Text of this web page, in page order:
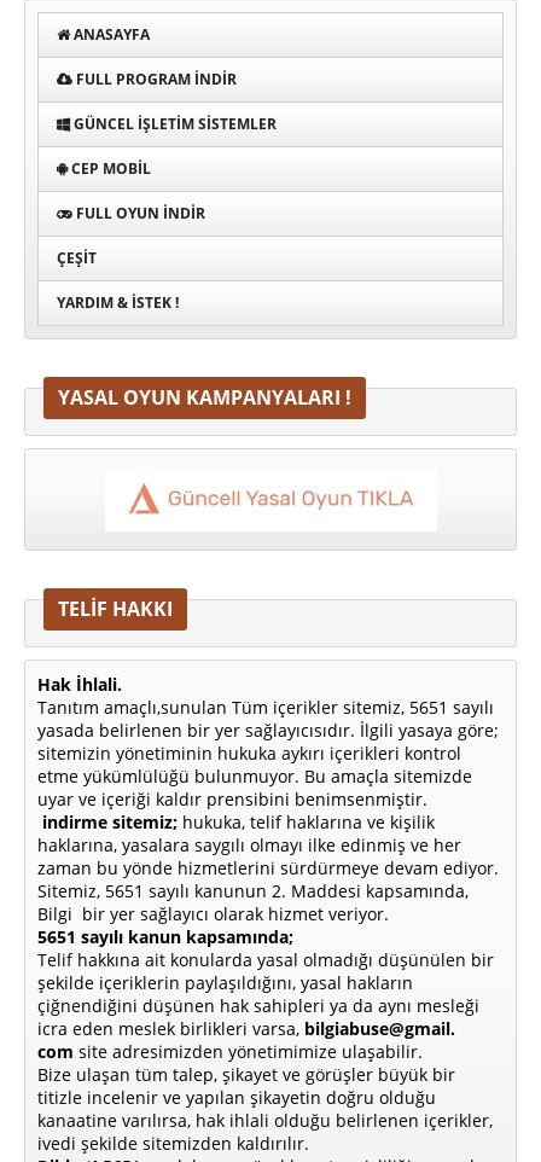
ANASAYFA
FULL PROGRAM INDIR
GÜNCEL İŞLETIM SISTEMLER
CEP MOBIL
FULL OYUN İNDIR
ÇEŞIT
YARDIM & İSTEK !
YASAL OYUN KAMPANYALARI !
TELİF HAKKI
Hak İhlali.
Tanıtım amaçlı,sunulan Tüm içerikler sitemiz, 5651 sayılı
yasada belirlenen bir yer sağlayıcısıdır. İlgili yasaya göre;
sitemizin yönetiminin hukuka aykırı içerikleri kontrol
etme yükümlülüğü bulunmuyor. Bu amaçla sitemizde
uyar ve içeriği kaldır prensibini benimsenmiştir.
indirme sitemiz; hukuka, telif haklarına ve kişilik
haklarına, yasalara saygılı olmayı ilke edinmiş ve her
zaman bu yönde hizmetlerini sürdürmeye devam ediyor.
Sitemiz, 5651 sayılı kanunun 2. Maddesi kapsamında,
Bilgi bir yer sağlayıcı olarak hizmet veriyor.
5651 sayılı kanun kapsamında;
Telif hakkına ait konularda yasal olmadığı düşünülen bir
şekilde içeriklerin paylaşıldığını, yasal hakların
çiğnendiğini düşünen hak sahipleri ya da aynı mesleği
icra eden meslek birlikleri varsa, bilgiabuse@gmail.
com site adresimizden yönetimimize ulaşabilir.
Bize ulaşan tüm talep, şikayet ve görüşler büyük bir
titizle incelenir ve yapılan şikayetin doğru olduğu
kanaatine varılırsa, hak ihlali olduğu belirlenen içerikler,
ivedi şekilde sitemizden kaldırılır.